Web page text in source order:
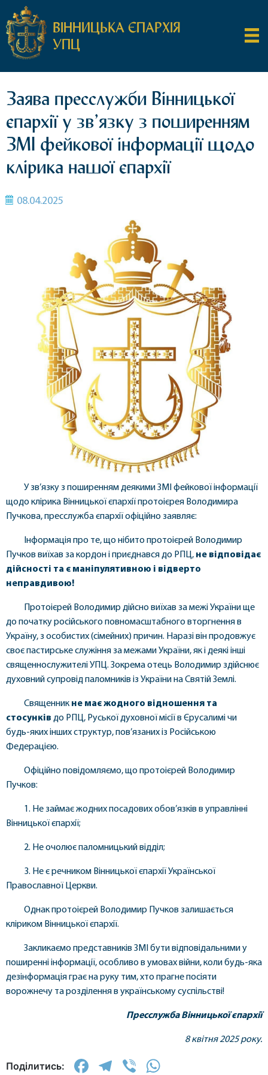
ВІННИЦЬКА ЄПАРХІЯ
УПЦ
Заява пресслужби Вінницької
єпархії у зв’язку з поширенням
ЗМІ фейкової інформації щодо
клірика нашої єпархії
08.04.2025
У зв’язку з поширенням деякими ЗМІ фейкової інформації
щодо клірика Вінницької єпархії протоієрея Володимира
Пучкова, пресслужба єпархії офіційно заявляє:
Інформація про те, що нібито протоієрей Володимир
Пучков виїхав за кордон і приєднався до РПЦ, не відповідає
дійсності та є маніпулятивною і відверто
неправдивою!
Протоієрей Володимир дійсно виїхав за межі України ще
до початку російського повномасштабного вторгнення в
Україну, з особистих (сімейних) причин. Наразі він продовжує
своє пастирське служіння за межами України, як і деякі інші
священнослужителі УПЦ. Зокрема отець Володимир здійснює
духовний супровід паломників із України на Святій Землі.
Священник не має жодного відношення та
стосунків до РПЦ, Руської духовної місії в Єрусалимі чи
будь-яких інших структур, пов’язаних із Російською
Федерацією.
Офіційно повідомляємо, що протоієрей Володимир
Пучков:
1. Не займає жодних посадових обов’язків в управлінні
Вінницької єпархії;
2. Не очолює паломницький відділ;
3. Не є речником Вінницької єпархії Української
Православної Церкви.
Однак протоієрей Володимир Пучков залишається
кліриком Вінницької єпархії.
Закликаємо представників ЗМІ бути відповідальними у
поширенні інформації, особливо в умовах війни, коли будь-яка
дезінформація грає на руку тим, хто прагне посіяти
ворожнечу та розділення в українському суспільстві!
Пресслужба Вінницької єпархії
8 квітня 2025 року.
Поділитись: Facebook
Telegram
Viber